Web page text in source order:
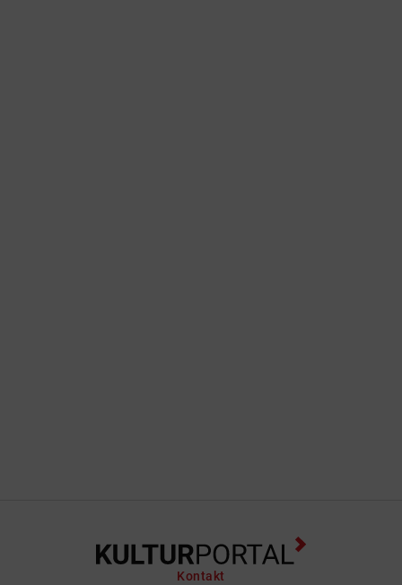
Kontakt